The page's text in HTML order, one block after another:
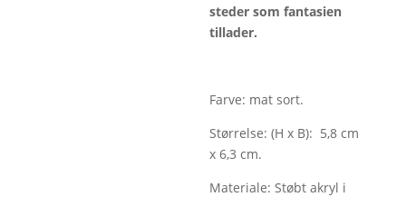
steder som fantasien
tillader.
Farve: mat sort.
Størrelse: (H x B): 5,8 cm
x 6,3 cm.
Materiale: Støbt akryl i